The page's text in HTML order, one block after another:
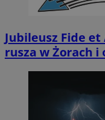
Jubileusz Fide
rusza w Żorach i